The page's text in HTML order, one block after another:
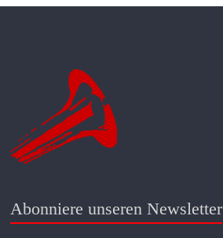
Abonniere unseren Newsletter